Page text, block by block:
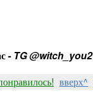
- TG
вверх^